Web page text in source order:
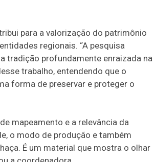
para a valorização do patrimônio
regionais. “A pesquisa
tradição profundamente enraizada na
trabalho, entendendo que o
forma de preservar e proteger o
mapeamento e a relevância da
o modo de produção e também
É um material que mostra o olhar